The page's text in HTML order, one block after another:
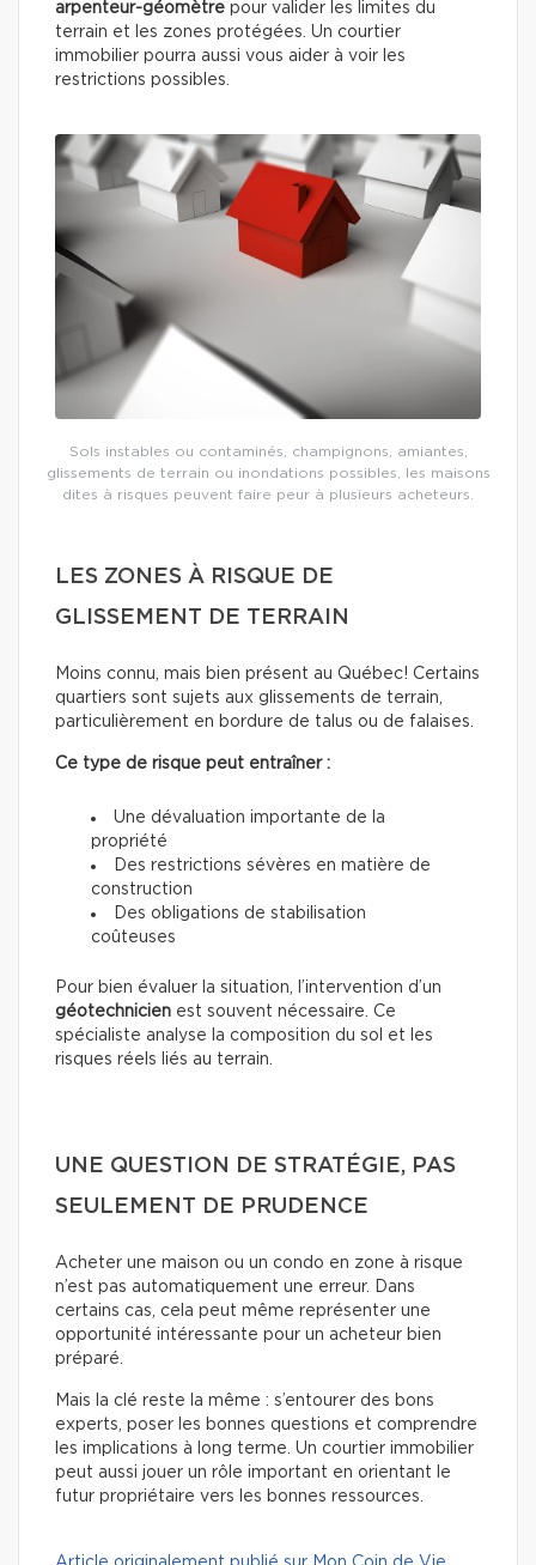
arpenteur-géomètre pour valider les limites du
terrain et les zones protégées. Un courtier
immobilier pourra aussi vous aider à voir les
restrictions possibles.
Sols instables ou contaminés, champignons, amiantes,
glissements de terrain ou inondations possibles, les maisons
dites à risques peuvent faire peur à plusieurs acheteurs.
LES ZONES À RISQUE DE
GLISSEMENT DE TERRAIN
Moins connu, mais bien présent au Québec! Certains
quartiers sont sujets aux glissements de terrain,
particulièrement en bordure de talus ou de falaises.
Ce type de risque peut entraîner :
Une dévaluation importante de la
propriété
Des restrictions sévères en matière de
construction
Des obligations de stabilisation
coûteuses
Pour bien évaluer la situation, l’intervention d’un
géotechnicien est souvent nécessaire. Ce
spécialiste analyse la composition du sol et les
risques réels liés au terrain.
UNE QUESTION DE STRATÉGIE, PAS
SEULEMENT DE PRUDENCE
Acheter une maison ou un condo en zone à risque
n’est pas automatiquement une erreur. Dans
certains cas, cela peut même représenter une
opportunité intéressante pour un acheteur bien
préparé.
Mais la clé reste la même : s’entourer des bons
experts, poser les bonnes questions et comprendre
les implications à long terme. Un courtier immobilier
peut aussi jouer un rôle important en orientant le
futur propriétaire vers les bonnes ressources.